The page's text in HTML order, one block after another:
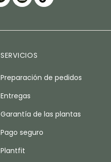
SERVICIOS
Preparación de pedidos
Entregas
Garantía de las plantas
Pago seguro
Plantfit